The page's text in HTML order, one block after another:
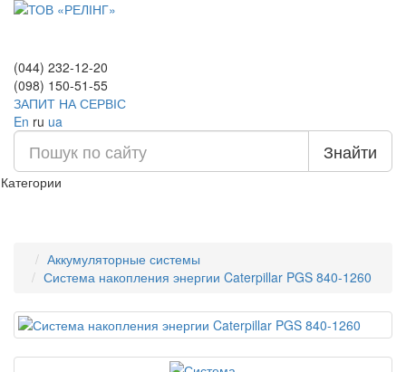
(044) 232-12-20
(098) 150-51-55
ЗАПИТ НА СЕРВІС
En ru ua
Знайти
Категории
Аккумуляторные системы
Система накопления энергии Caterpillar PGS 840-1260